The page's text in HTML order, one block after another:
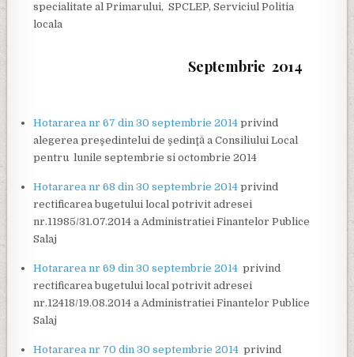
specialitate al Primarului, SPCLEP, Serviciul Politia
locala
Septembrie 2014
Hotararea nr 67 din 30 septembrie 2014privind
alegerea preşedintelui de şedinţă a Consiliului Local
pentru lunile septembrie si octombrie 2014
Hotararea nr 68 din 30 septembrie 2014 privind
rectificarea bugetului local potrivit adresei
nr.11985/31.07.2014 a Administratiei Finantelor Publice
Salaj
Hotararea nr 69 din 30 septembrie 2014 privind
rectificarea bugetului local potrivit adresei
nr.12418/19.08.2014 a Administratiei Finantelor Publice
Salaj
Hotararea nr 70 din 30 septembrie 2014 privind